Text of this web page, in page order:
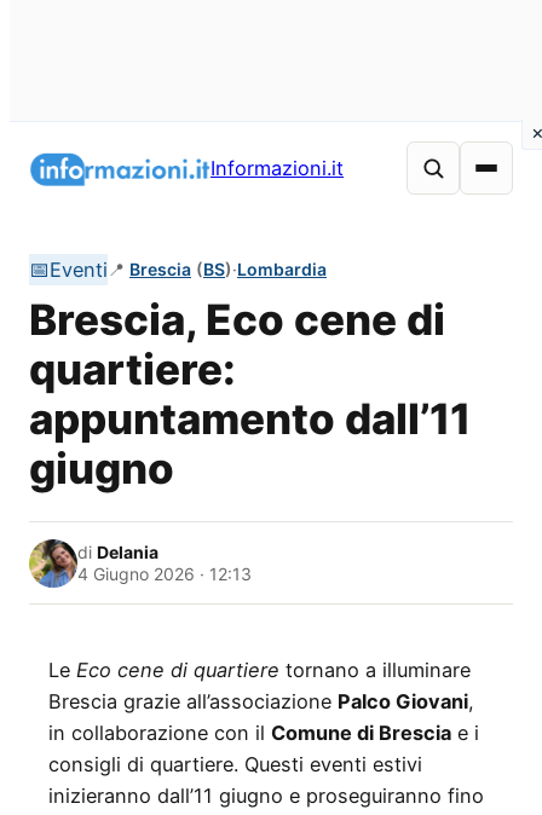
Informazioni.it
📅Eventi 📍 Brescia (BS)·Lombardia
Brescia, Eco cene di
quartiere:
appuntamento dall’11
giugno
di Delania
4 Giugno 2026 · 12:13
Le Eco cene di quartiere tornano a illuminare
Brescia grazie all’associazione Palco Giovani,
in collaborazione con il Comune di Brescia e i
consigli di quartiere. Questi eventi estivi
inizieranno dall’11 giugno e proseguiranno fino